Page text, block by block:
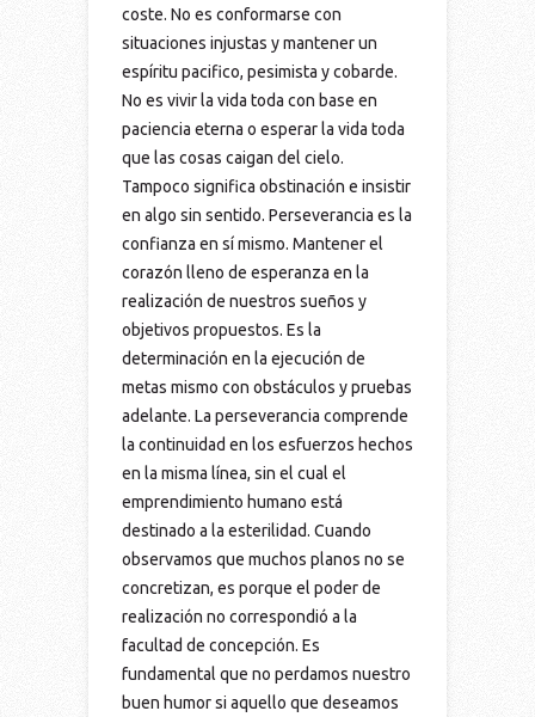
coste. No es conformarse con
situaciones injustas y mantener un
espíritu pacifico, pesimista y cobarde.
No es vivir la vida toda con base en
paciencia eterna o esperar la vida toda
que las cosas caigan del cielo.
Tampoco significa obstinación e insistir
en algo sin sentido. Perseverancia es la
confianza en sí mismo. Mantener el
corazón lleno de esperanza en la
realización de nuestros sueños y
objetivos propuestos. Es la
determinación en la ejecución de
metas mismo con obstáculos y pruebas
adelante. La perseverancia comprende
la continuidad en los esfuerzos hechos
en la misma línea, sin el cual el
emprendimiento humano está
destinado a la esterilidad. Cuando
observamos que muchos planos no se
concretizan, es porque el poder de
realización no correspondió a la
facultad de concepción. Es
fundamental que no perdamos nuestro
buen humor si aquello que deseamos